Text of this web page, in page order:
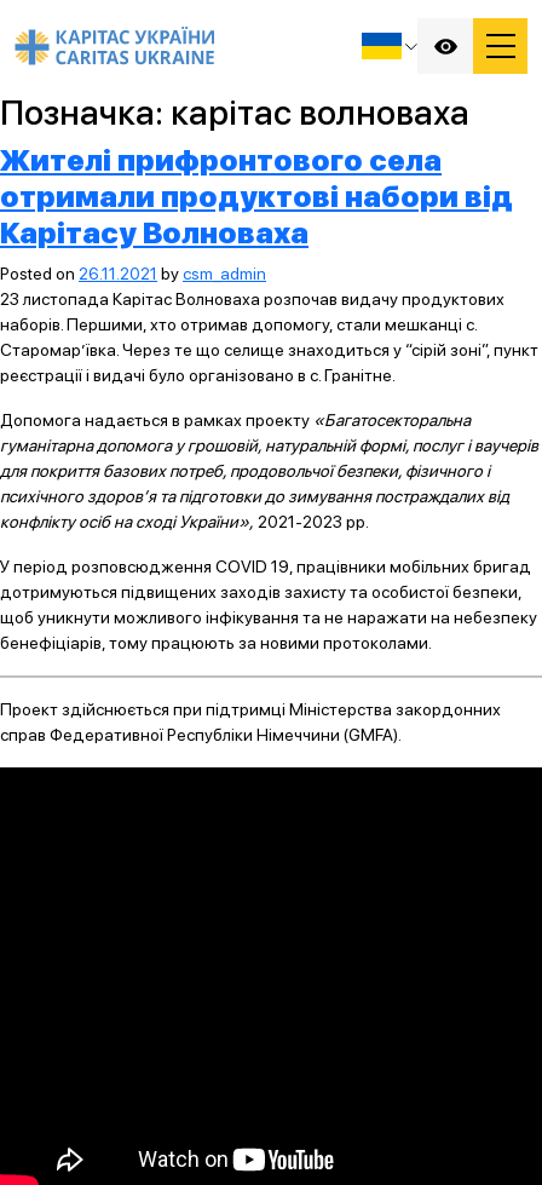
Позначка: карітас волноваха
Жителі прифронтового села
отримали продуктові набори від
Карітасу Волноваха
Posted on 26.11.2021 bycsm_admin
23 листопада Карітас Волноваха розпочав видачу продуктових
наборів. Першими, хто отримав допомогу, стали мешканці с.
Старомар’ївка. Через те що селище знаходиться у “сірій зоні”, пункт
реєстрації і видачі було організовано в с. Гранітне.
Допомога надається в рамках проекту «Багатосекторальна
гуманітарна допомога у грошовій, натуральній формі, послуг і ваучерів
для покриття базових потреб, продовольчої безпеки, фізичного і
психічного здоров’я та підготовки до зимування постраждалих від
конфлікту осіб на сході України», 2021-2023 рр.
У період розповсюдження COVID 19, працівники мобільних бригад
дотримуються підвищених заходів захисту та особистої безпеки,
щоб уникнути можливого інфікування та не наражати на небезпеку
бенефіціарів, тому працюють за новими протоколами.
Проект здійснюється при підтримці Міністерства закордонних
справ Федеративної Республіки Німеччини (GMFA).